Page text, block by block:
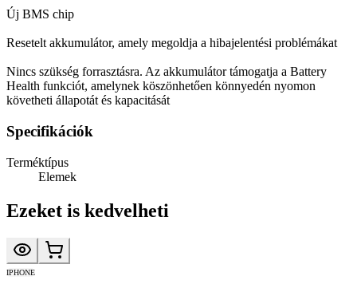
Új BMS chip
Resetelt akkumulátor, amely megoldja a hibajelentési problémákat
Nincs szükség forrasztásra. Az akkumulátor támogatja a Battery
Health funkciót, amelynek köszönhetően könnyedén nyomon
követheti állapotát és kapacitását
Specifikációk
Terméktípus
Elemek
Ezeket is kedvelheti
IPHONE